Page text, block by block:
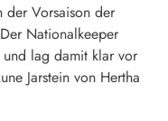
der Vorsaison der
Nationalkeeper
lag damit klar vor
Jarstein von Hertha